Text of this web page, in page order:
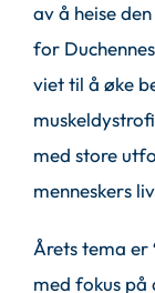
av å heise
for
viet til å øke
med store
menneskers
Årets tema er
med fokus på